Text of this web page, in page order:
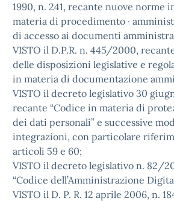
1990, n. 241, recante nuove norme
materia di procedimento ·
di accesso ai documenti
VISTO il D.P.R. n. 445/2000,
delle disposizioni legislative e
in materia di documentazione
VISTO il decreto legislativo 30
recante “Codice in materia di
dei dati personali” e successive
integrazioni, con particolare
articoli 59 e 60;
VISTO il decreto legislativo n. 82/
“Codice dell’Amministrazione
VISTO il D. P. R. 12 aprile 2006, n.